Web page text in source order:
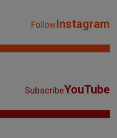
FollowInstagram
SubscribeYouTube